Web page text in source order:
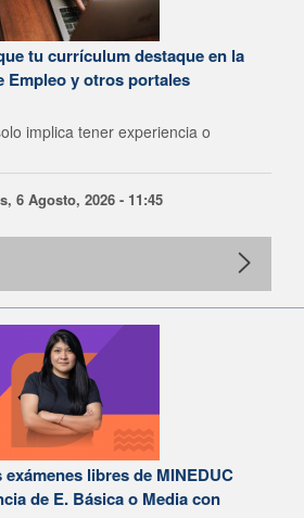
tu currículum destaque en la
Empleo y otros portales
implica tener experiencia o
6 Agosto, 2026 - 11:45
libres de MINEDUC
de E. Básica o Media con